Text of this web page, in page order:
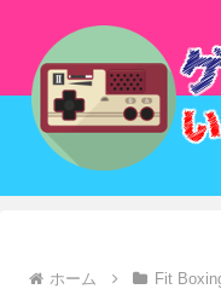
ホーム Fit